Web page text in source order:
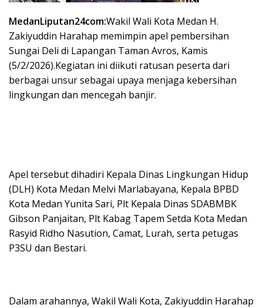
MedanLiputan24com:Wakil Wali Kota Medan H.
Zakiyuddin Harahap memimpin apel pembersihan
Sungai Deli di Lapangan Taman Avros, Kamis
(5/2/2026).Kegiatan ini diikuti ratusan peserta dari
berbagai unsur sebagai upaya menjaga kebersihan
lingkungan dan mencegah banjir.
Apel tersebut dihadiri Kepala Dinas Lingkungan Hidup
(DLH) Kota Medan Melvi Marlabayana, Kepala BPBD
Kota Medan Yunita Sari, Plt Kepala Dinas SDABMBK
Gibson Panjaitan, Plt Kabag Tapem Setda Kota Medan
Rasyid Ridho Nasution, Camat, Lurah, serta petugas
P3SU dan Bestari.
Dalam arahannya, Wakil Wali Kota, Zakiyuddin Harahap